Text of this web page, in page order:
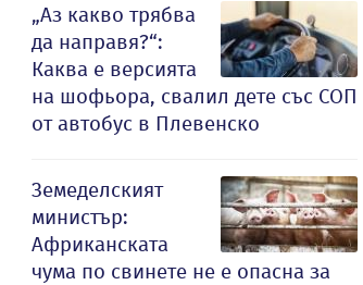
„Аз какво трябва
да направя?“:
Каква е версията
на шофьора, свалил дете със СОП
от автобус в Плевенско
Земеделският
министър:
Африканската
чума по свинете не е опасна за